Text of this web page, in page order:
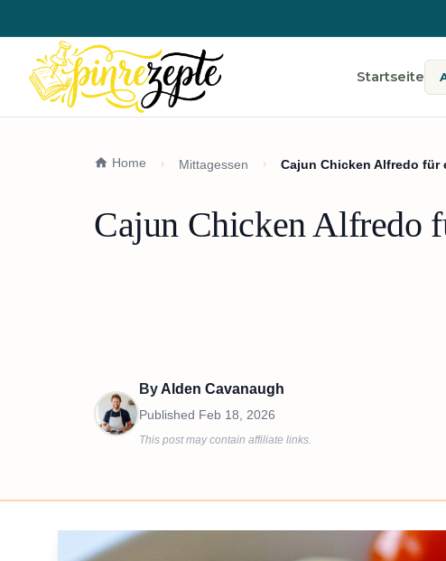
Startseite
Home Mittagessen Cajun Chicken Alfredo
Cajun Chicken Alfredo
ByAlden Cavanaugh
Published Feb 18, 2026
This post may contain affiliate links.